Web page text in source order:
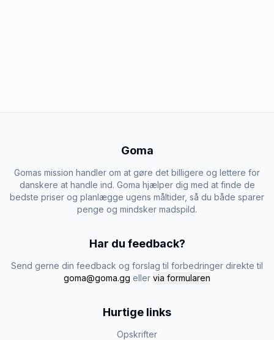
Goma
Gomas mission handler om at gøre det billigere og lettere for
danskere at handle ind. Goma hjælper dig med at finde de
bedste priser og planlægge ugens måltider, så du både sparer
penge og mindsker madspild.
Har du feedback?
Send gerne din feedback og forslag til forbedringer direkte til
goma@goma.gg eller via formularen
Hurtige links
Opskrifter